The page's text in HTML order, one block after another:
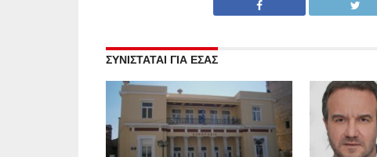
ΣΥΝΙΣΤΑΤΑΙ ΓΙΑ ΕΣΑΣ